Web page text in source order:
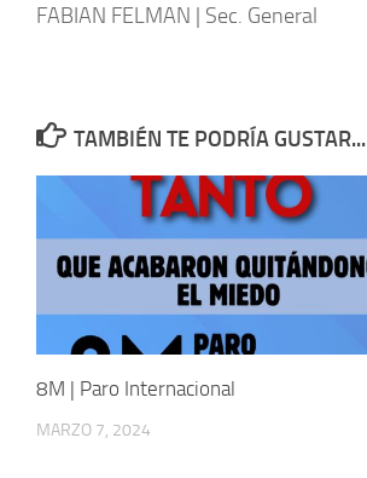
FABIAN FELMAN | Sec. General
TAMBIÉN TE PODRÍA GUSTAR...
8M | Paro Internacional
MARZO 7, 2024